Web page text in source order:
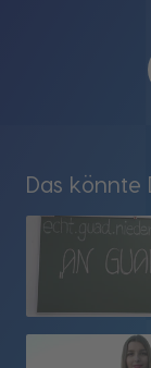
Das könnte